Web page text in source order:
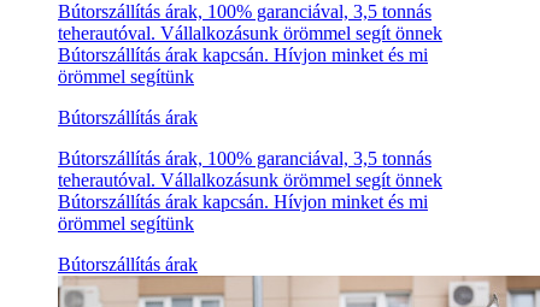
Bútorszállítás árak, 100% garanciával, 3,5 tonnás
teherautóval. Vállalkozásunk örömmel segít önnek
Bútorszállítás árak kapcsán. Hívjon minket és mi
örömmel segítünk
Bútorszállítás árak
Bútorszállítás árak, 100% garanciával, 3,5 tonnás
teherautóval. Vállalkozásunk örömmel segít önnek
Bútorszállítás árak kapcsán. Hívjon minket és mi
örömmel segítünk
Bútorszállítás árak